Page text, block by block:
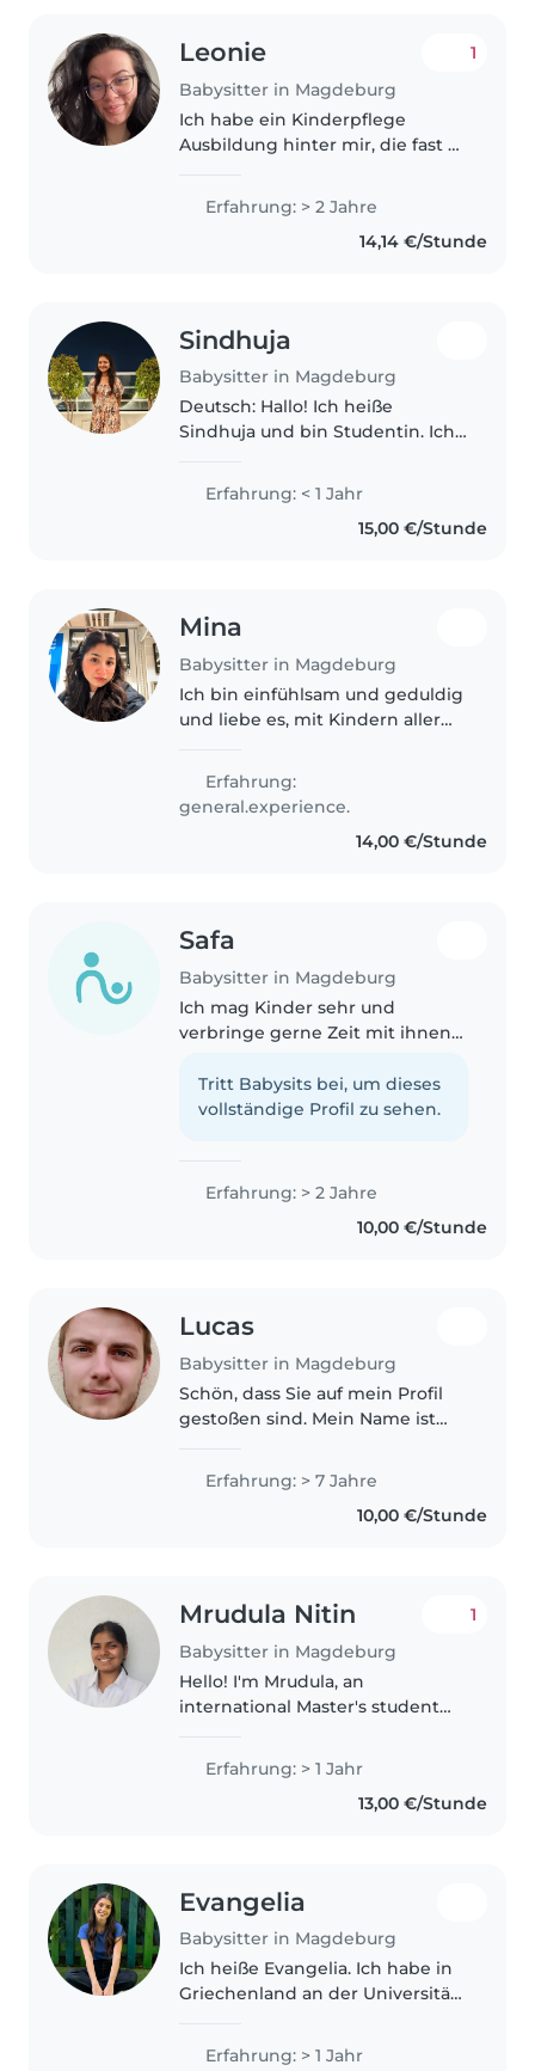
Leonie
Babysitter in Magdeburg
1
Ich habe ein Kinderpflege
Ausbildung hinter mir, die fast 2
schon viel Erfahrung habe. Wäre
die ganze Zeit verfügbar. Immer
Erfahrung: > 2 Jahre
14,14 €/Stunde
Sindhuja
Babysitter in Magdeburg
Deutsch: Hallo! Ich heiße
Sindhuja und bin Studentin. Ich
Kindern. Ich habe Erfahrung in
der Betreuung von Kindern in
Familie und Nachbarschaft, z. B...
Erfahrung: < 1 Jahr
15,00 €/Stunde
Mina
Babysitter in Magdeburg
Ich bin einfühlsam und geduldig
und liebe es, mit Kindern aller
habe einen Erste-Hilfe-Kurs
absolviert und spreche Deutsch,
Englisch und Urdu. Zu meinen..
Erfahrung:
general.experience.
14,00 €/Stunde
Safa
Babysitter in Magdeburg
Ich mag Kinder sehr und
verbringe gerne Zeit mit ihnen
habe bereits Erfahrungen im
Umgang mit Kindern
Tritt Babysits bei, um dieses
vollständige Profil zu sehen.
Erfahrung: > 2 Jahre
10,00 €/Stunde
Lucas
Babysitter in Magdeburg
Schön, dass Sie auf mein Profil
gestoßen sind. Mein Name ist
sehr gern mit Kindern in den
unterschiedlichen
Altersgruppen, ich bin
Erfahrung: > 7 Jahre
10,00 €/Stunde
Mrudula Nitin
Babysitter in Magdeburg
1
Hello! I'm Mrudula, an
international Master's student
person who enjoys spending
time with children and making
Erfahrung: > 1 Jahr
13,00 €/Stunde
Evangelia
Babysitter in Magdeburg
Ich heiße Evangelia. Ich habe in
Griechenland an der Universität
studiert und bin Pädagogin für
Erfahrung: > 1 Jahr